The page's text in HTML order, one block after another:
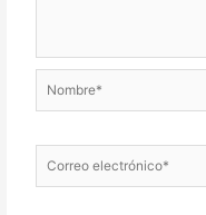
electrónico*